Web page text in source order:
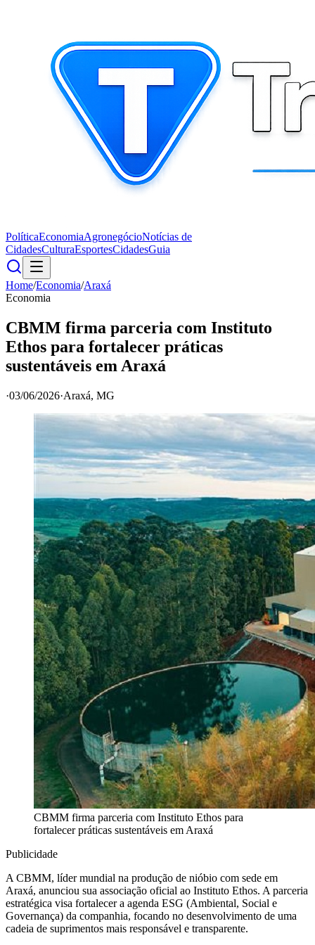
PolíticaEconomiaAgronegócioNotícias de
CidadesCulturaEsportesCidadesGuia
Home/Economia/Araxá
Economia
CBMM firma parceria com Instituto
Ethos para fortalecer práticas
sustentáveis em Araxá
·03/06/2026·Araxá, MG
CBMM firma parceria com Instituto Ethos para
fortalecer práticas sustentáveis em Araxá
Publicidade
A CBMM, líder mundial na produção de nióbio com sede em
Araxá, anunciou sua associação oficial ao Instituto Ethos. A parceria
estratégica visa fortalecer a agenda ESG (Ambiental, Social e
Governança) da companhia, focando no desenvolvimento de uma
cadeia de suprimentos mais responsável e transparente.